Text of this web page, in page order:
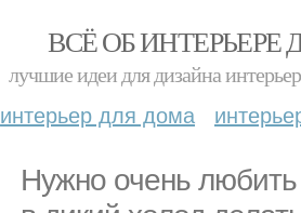
ВСЁ ОБ
лучшие идеи для дизайна
интерьер для дома
Нужно очень